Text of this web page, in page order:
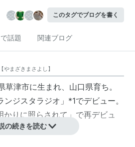
このタグでブログを書く
話題 関連ブログ
【やまざきまさよし 】
草津市に生まれ、山口県育ち。
ジスタラジオ」 *1でデビュー。
りに照らされて」で再デビュ
の続きを読む